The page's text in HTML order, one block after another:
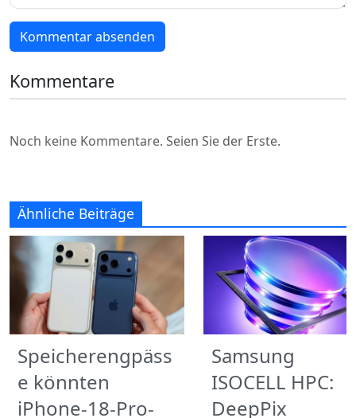
Kommentar absenden
Kommentare
Noch keine Kommentare. Seien Sie der Erste.
Ähnliche Beiträge
Speicherengpäss
e könnten
iPhone-18-Pro-
Samsung
ISOCELL HPC:
DeepPix